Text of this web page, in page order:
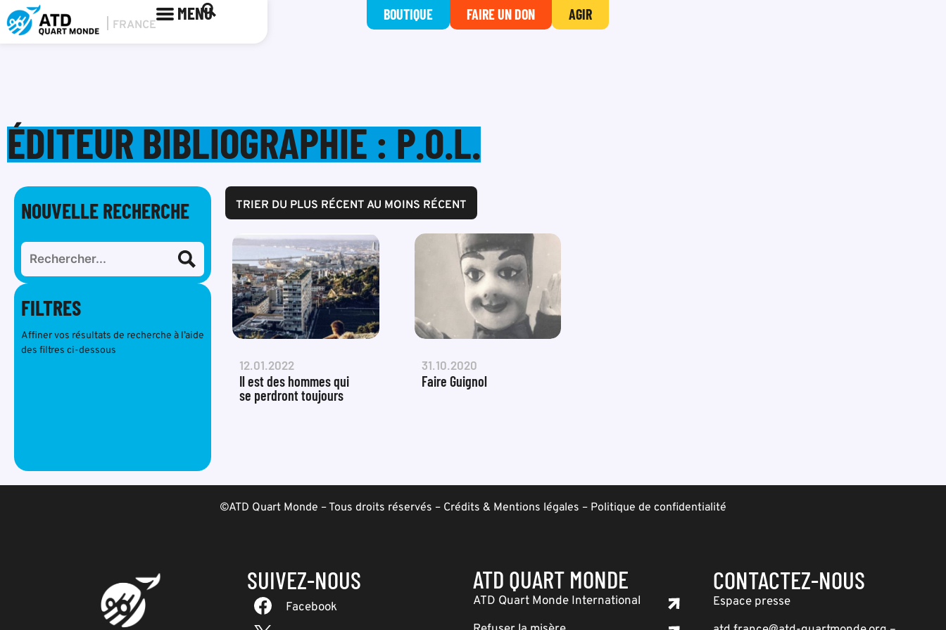
MENU BOUTIQUE FAIRE UN DON AGIR
ÉDITEUR BIBLIOGRAPHIE : P.O.L.
NOUVELLE RECHERCHE
FILTRES
Affiner vos résultats de recherche à l’aide
des filtres ci-dessous
TRIER DU PLUS RÉCENT AU MOINS RÉCENT
12.01.2022
Il est des hommes qui
se perdront toujours
31.10.2020
Faire Guignol
©ATD Quart Monde – Tous droits réservés – Crédits & Mentions légales – Politique de confidentialité
SUIVEZ-NOUS
Facebook
ATD QUART MONDE
ATD Quart Monde International
CONTACTEZ-NOUS
Espace presse